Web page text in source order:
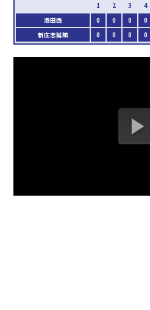
酒田西 0 0 0 0
新庄志誠館
0 0 0 0